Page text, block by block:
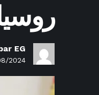
EG
11/08/2024